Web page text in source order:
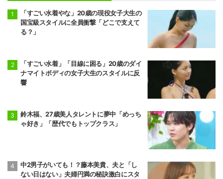
「すごい水着やな」20歳の現役女子大生の
国宝級スタイルに全員衝撃「どこで支えて
る？」
「すごい水着」「目線に困る」20歳のダイ
ナマイトボディの女子大生のスタイルに反
響
鈴木福、27歳美人タレントに夢中「めっち
ゃ好き」「歴代でもトップクラス」
中2男子がいても！？藤本美貴、夫と「し
ない日はない」夫婦円満の秘訣激白にスタ